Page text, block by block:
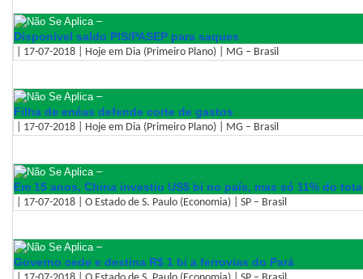
–
Disponível saldo PIS/PASEP para saques
| 17-07-2018 | Hoje em Dia (Primeiro Plano) | MG – Brasil
–
Filha de enéas defende corte de gastos
| 17-07-2018 | Hoje em Dia (Primeiro Plano) | MG – Brasil
–
Em 15 anos, China investiu US$ bi no país, mas só 11% do
| 17-07-2018 | O Estado de S. Paulo (Economia) | SP – Brasil
–
Governo cede e destina R$ 1 bi a ferrovias do Pará